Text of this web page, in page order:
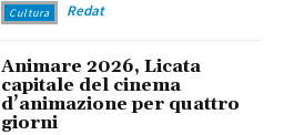
Cultura Redat
Animare 2026, Licata
capitale del cinema
d’animazione per quattro
giorni